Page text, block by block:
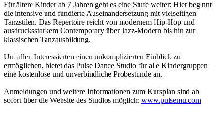
Für ältere Kinder ab 7 Jahren geht es eine Stufe weiter: Hier beginnt
die intensive und fundierte Auseinandersetzung mit vielseitigen
Tanzstilen. Das Repertoire reicht von modernem Hip-Hop und
ausdrucksstarkem Contemporary über Jazz-Modern bis hin zur
klassischen Tanzausbildung.
Um allen Interessierten einen unkomplizierten Einblick zu
ermöglichen, bietet das Pulse Dance Studio für alle Kindergruppen
eine kostenlose und unverbindliche Probestunde an.
Anmeldungen und weitere Informationen zum Kursplan sind ab
sofort über die Website des Studios möglich: www.pulsemu.com